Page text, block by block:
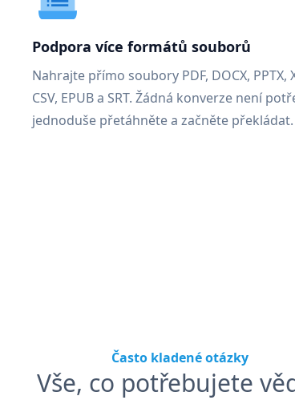
Podpora více formátů souborů
Nahrajte přímo soubory PDF, DOCX, PPTX,
CSV, EPUB a SRT. Žádná konverze není
jednoduše přetáhněte a začněte překládat.
Často kladené otázky
Vše, co potřebujete